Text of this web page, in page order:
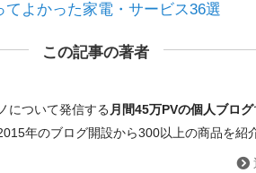
よかった家電・サービス36選
この記事の著者
について発信する 月間45万PVの個人ブログ
年のブログ開設から300以上の商品を紹